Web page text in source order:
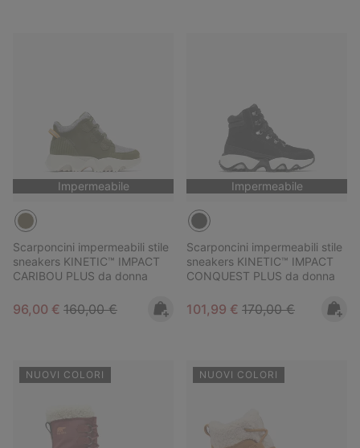
Impermeabile
Scarponcini impermeabili stile
sneakers KINETIC™ IMPACT
CARIBOU PLUS da donna
Sale price:
96,00 € Regular price:
160,00 €
Impermeabile
Scarponcini impermeabili stile
sneakers KINETIC™ IMPACT
CONQUEST PLUS da donna
Sale price:
101,99 € Regular price:
170,00 €
NUOVI COLORI NUOVI COLORI